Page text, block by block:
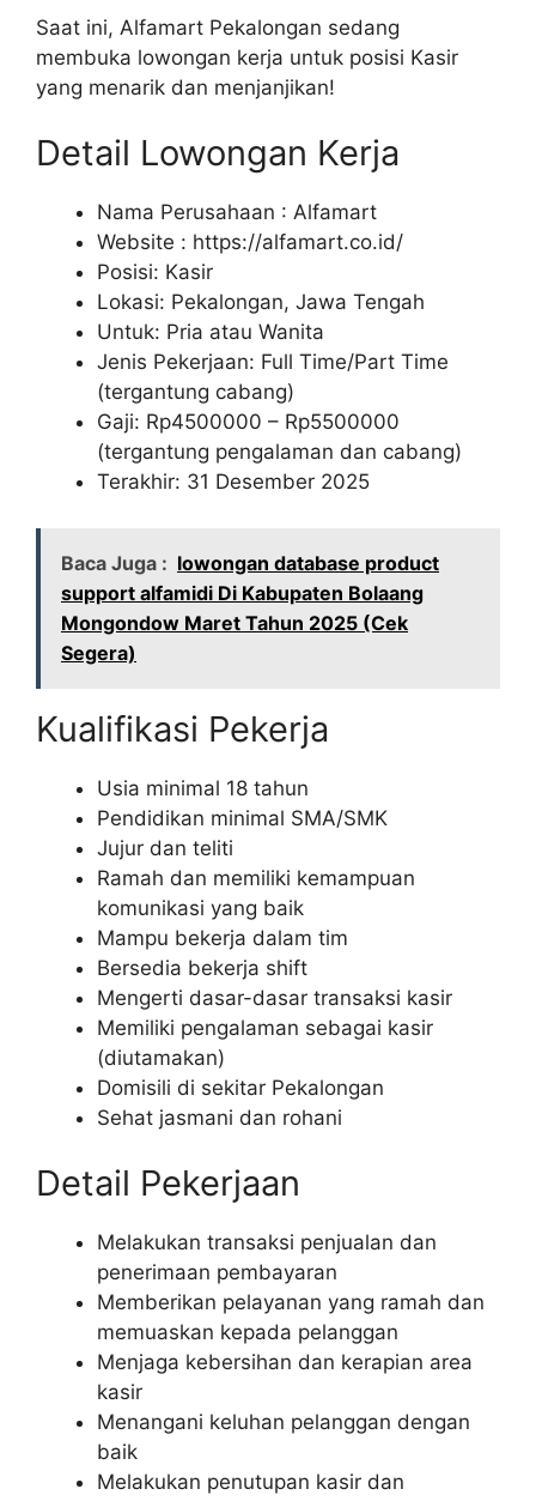
Saat ini, Alfamart Pekalongan sedang
membuka lowongan kerja untuk posisi Kasir
yang menarik dan menjanjikan!
Detail Lowongan Kerja
Nama Perusahaan : Alfamart
Website : https://alfamart.co.id/
Posisi: Kasir
Lokasi: Pekalongan, Jawa Tengah
Untuk: Pria atau Wanita
Jenis Pekerjaan: Full Time/Part Time
(tergantung cabang)
Gaji: Rp4500000 – Rp5500000
(tergantung pengalaman dan cabang)
Terakhir: 31 Desember 2025
Baca Juga : lowongan database product
support alfamidi Di Kabupaten Bolaang
Mongondow Maret Tahun 2025 (Cek
Segera)
Kualifikasi Pekerja
Usia minimal 18 tahun
Pendidikan minimal SMA/SMK
Jujur dan teliti
Ramah dan memiliki kemampuan
komunikasi yang baik
Mampu bekerja dalam tim
Bersedia bekerja shift
Mengerti dasar-dasar transaksi kasir
Memiliki pengalaman sebagai kasir
(diutamakan)
Domisili di sekitar Pekalongan
Sehat jasmani dan rohani
Detail Pekerjaan
Melakukan transaksi penjualan dan
penerimaan pembayaran
Memberikan pelayanan yang ramah dan
memuaskan kepada pelanggan
Menjaga kebersihan dan kerapian area
kasir
Menangani keluhan pelanggan dengan
baik
Melakukan penutupan kasir dan